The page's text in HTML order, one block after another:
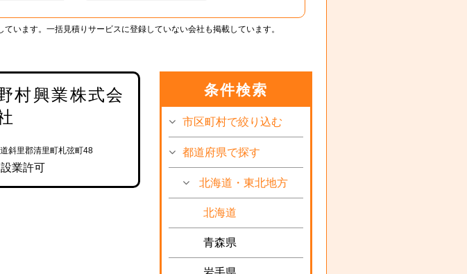
います。一括見積りサービスに登録していない会社も掲載しています。
条件検索
市区町村で絞り込む
都道府県で探す
北海道・東北地方
北海道
青森県
村興業株式会
斜里郡清里町札弦町48
業許可